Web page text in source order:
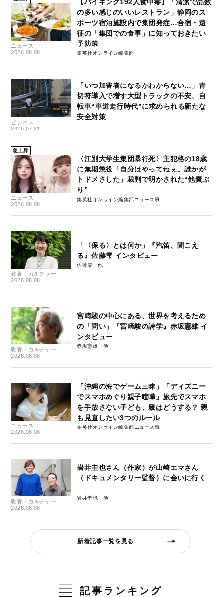
ニュース
2026.08.08
【バイキング192人食中毒】「清潔で品数
の多い感じのいいレストラン」静岡のス
ポーツ宿泊施設内で集団発症…合宿・遠
征の「集団での食事」に知っておきたい
予防策
集英社オンライン編集部
ビジネス
2026.07.21
「いつ加害者になるかわからない…」青
切符導入で増す大型トラックの不安、自
転車“車道走行時代”に求められる新たな
安全対策
急上昇
ニュース
2026.08.08
〈江別大学生集団暴行死〉主犯格の18歳
に無期懲役「自分はやってねぇ。誰かが
トドメさした」裁判で明かされた“他責ぶ
り”
集英社オンライン編集部ニュース班
教養・カルチャー
2026.08.08
「〈保る〉とは何か」『汽笛、聞こえ
る』佐藤雫 インタビュー
佐藤雫
教養・カルチャー
2026.08.08
宮﨑駿の中心にある、世界を考えるため
の「問い」『宮﨑駿の詩学』赤坂憲雄 イ
ンタビュー
赤坂憲雄
ニュース
2026.08.08
「沖縄の海でゲーム三昧」「ディズニー
でスマホめぐり親子喧嘩」旅先でスマホ
を手放さない子ども、親はどうする？ 親
も見直したい3つのルール
集英社オンライン編集部ニュース班
教養・カルチャー
2026.08.08
岩井圭也さん（作家）が山崎エマさん
（ドキュメンタリー監督）に会いに行く
岩井圭也
新着記事一覧を見る
記事ランキング